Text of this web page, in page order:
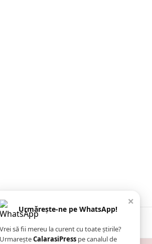
ZIARUL ANUNȚUL CĂLĂRĂȘEAN
×
Urmărește-ne pe WhatsApp!
Vrei să fii mereu la curent cu toate știrile?
UrmareșteCalarasiPress pe canalul de